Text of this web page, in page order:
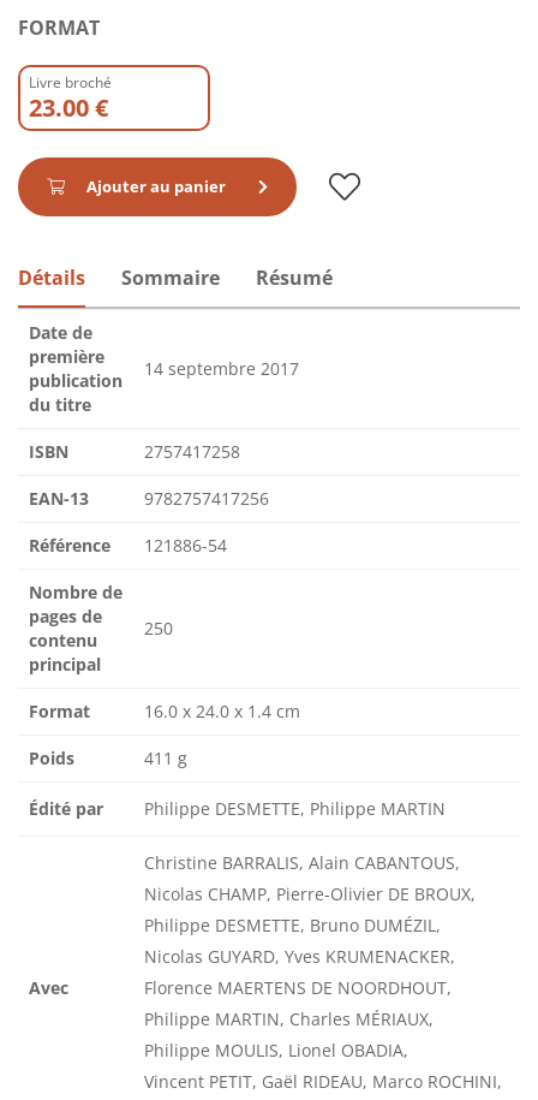
FORMAT
Livre broché
23.00 €
Ajouter au panier
Détails Sommaire Résumé
Date de
première
publication
du titre
14 septembre 2017
ISBN 2757417258
EAN-13 9782757417256
Référence 121886-54
Nombre de
pages de
contenu
principal
250
Format 16.0 x 24.0 x 1.4 cm
Poids 411 g
Édité par Philippe DESMETTE, Philippe MARTIN
Avec
Christine BARRALIS, Alain CABANTOUS,
Nicolas CHAMP, Pierre-Olivier DE BROUX,
Philippe DESMETTE, Bruno DUMÉZIL,
Nicolas GUYARD, Yves KRUMENACKER,
Florence MAERTENS DE NOORDHOUT,
Philippe MARTIN, Charles MÉRIAUX,
Philippe MOULIS, Lionel OBADIA,
Vincent PETIT, Gaël RIDEAU, Marco ROCHINI,